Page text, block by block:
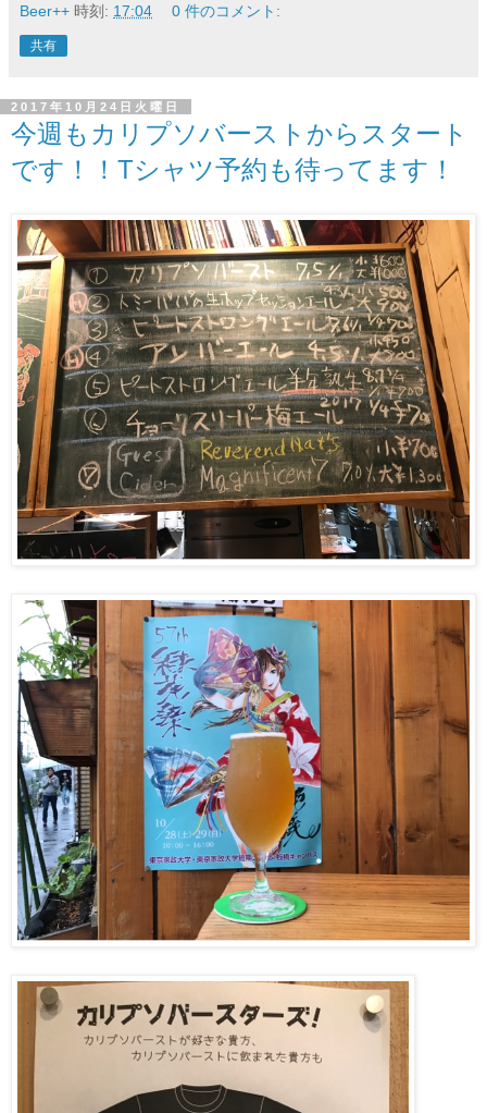
Beer++ 時刻: 17:04 0 件のコメント:
共有
2017年10月24日火曜日
今週もカリプソバーストからスタート
です！！Tシャツ予約も待ってます！